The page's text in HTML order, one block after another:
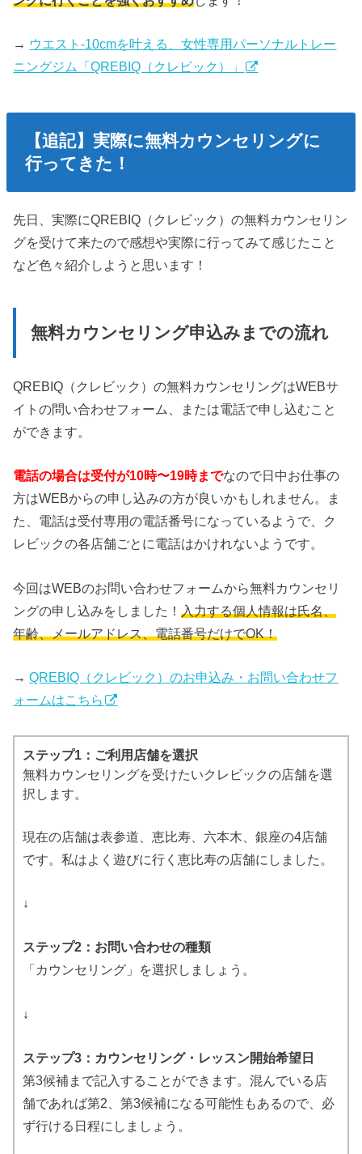
→ ウエスト-10cmを叶える、女性専用パーソナルトレー
ニングジム「QREBIQ（クレビック）」
【追記】実際に無料カウンセリングに
行ってきた！
先日、実際にQREBIQ（クレビック）の無料カウンセリン
グを受けて来たので感想や実際に行ってみて感じたこと
など色々紹介しようと思います！
無料カウンセリング申込みまでの流れ
QREBIQ（クレビック）の無料カウンセリングはWEBサ
イトの問い合わせフォーム、または電話で申し込むこと
ができます。
電話の場合は受付が10時〜19時までなので日中お仕事の
方はWEBからの申し込みの方が良いかもしれません。ま
た、電話は受付専用の電話番号になっているようで、ク
レビックの各店舗ごとに電話はかけれないようです。
今回はWEBのお問い合わせフォームから無料カウンセリ
ングの申し込みをしました！入力する個人情報は氏名、
年齢、メールアドレス、電話番号だけでOK！
→QREBIQ（クレビック）のお申込み・お問い合わせフ
ォームはこちら
ステップ1：ご利用店舗を選択
無料カウンセリングを受けたいクレビックの店舗を選
択します。
現在の店舗は表参道、恵比寿、六本木、銀座の4店舗
です。私はよく遊びに行く恵比寿の店舗にしました。
↓
ステップ2：お問い合わせの種類
「カウンセリング」を選択しましょう。
↓
ステップ3：カウンセリング・レッスン開始希望日
第3候補まで記入することができます。混んでいる店
舗であれば第2、第3候補になる可能性もあるので、必
ず行ける日程にしましょう。